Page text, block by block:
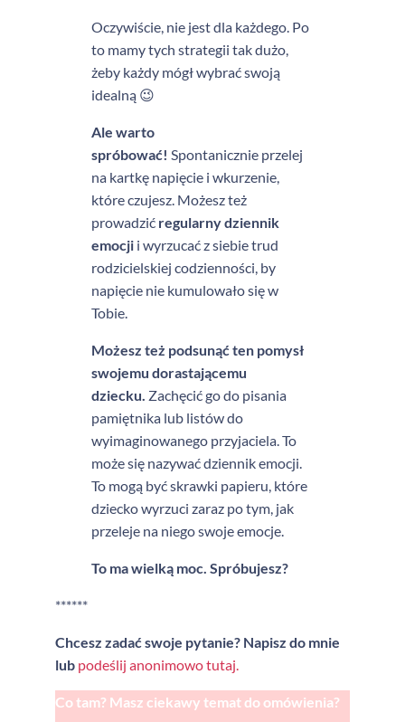
Oczywiście, nie jest dla każdego. Po
to mamy tych strategii tak dużo,
żeby każdy mógł wybrać swoją
idealną 😉
Ale warto
spróbować! Spontanicznie przelej
na kartkę napięcie i wkurzenie,
które czujesz. Możesz też
prowadzić regularny dziennik
emocji i wyrzucać z siebie trud
rodzicielskiej codzienności, by
napięcie nie kumulowało się w
Tobie.
Możesz też podsunąć ten pomysł
swojemu dorastającemu
dziecku. Zachęcić go do pisania
pamiętnika lub listów do
wyimaginowanego przyjaciela. To
może się nazywać dziennik emocji.
To mogą być skrawki papieru, które
dziecko wyrzuci zaraz po tym, jak
przeleje na niego swoje emocje.
To ma wielką moc. Spróbujesz?
******
Chcesz zadać swoje pytanie? Napisz do mnie
lub podeślij anonimowo tutaj.
Co tam? Masz ciekawy temat do omówienia?